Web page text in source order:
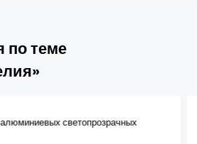
по теме
светопрозрачных